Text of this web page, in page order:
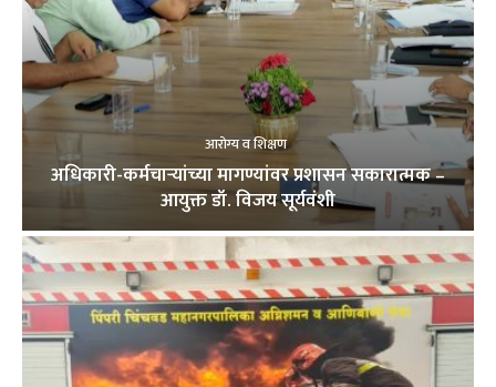
आरोग्य व शिक्षण
अधिकारी-कर्मचाऱ्यांच्या मागण्यांवर प्रशासन सकारात्मक –
आयुक्त डॉ. विजय सूर्यवंशी